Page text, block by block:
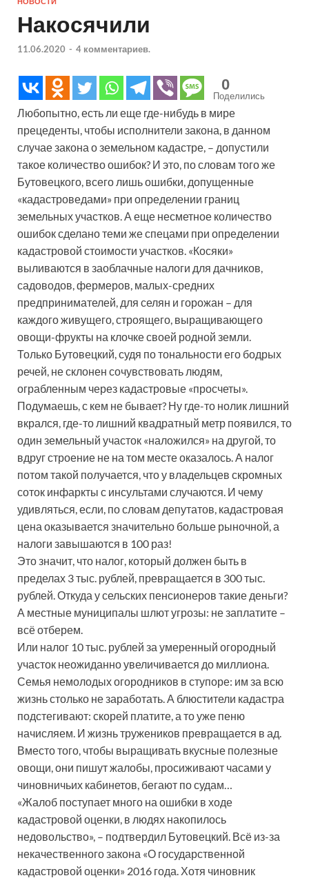
Накосячили
11.06.2020 - 4 комментариев.
0
Поделились
Любопытно, есть ли еще где-нибудь в мире
прецеденты, чтобы исполнители закона, в данном
случае закона о земельном кадастре, – допустили
такое количество ошибок? И это, по словам того же
Бутовецкого, всего лишь ошибки, допущенные
«кадастроведами» при определении границ
земельных участков. А еще несметное количество
ошибок сделано теми же спецами при определении
кадастровой стоимости участков. «Косяки»
выливаются в заоблачные налоги для дачников,
садоводов, фермеров, малых-средних
предпринимателей, для селян и горожан – для
каждого живущего, строящего, выращивающего
овощи-фрукты на клочке своей родной земли.
Только Бутовецкий, судя по тональности его бодрых
речей, не склонен сочувствовать людям,
ограбленным через кадастровые «просчеты».
Подумаешь, с кем не бывает? Ну где-то нолик лишний
вкрался, где-то лишний квадратный метр появился, то
один земельный участок «наложился» на другой, то
вдруг строение не на том месте оказалось. А налог
потом такой получается, что у владельцев скромных
соток инфаркты с инсультами случаются. И чему
удивляться, если, по словам депутатов, кадастровая
цена оказывается значительно больше рыночной, а
налоги завышаются в 100 раз!
Это значит, что налог, который должен быть в
пределах 3 тыс. рублей, превращается в 300 тыс.
рублей. Откуда у сельских пенсионеров такие деньги?
А местные муниципалы шлют угрозы: не заплатите –
всё отберем.
Или налог 10 тыс. рублей за умеренный огородный
участок неожиданно увеличивается до миллиона.
Семья немолодых огородников в ступоре: им за всю
жизнь столько не заработать. А блюстители кадастра
подстегивают: скорей платите, а то уже пеню
начисляем. И жизнь тружеников превращается в ад.
Вместо того, чтобы выращивать вкусные полезные
овощи, они пишут жалобы, просиживают часами у
чиновничьих кабинетов, бегают по судам…
«Жалоб поступает много на ошибки в ходе
кадастровой оценки, в людях накопилось
недовольство», – подтвердил Бутовецкий. Всё из-за
некачественного закона «О государственной
кадастровой оценки» 2016 года. Хотя чиновник